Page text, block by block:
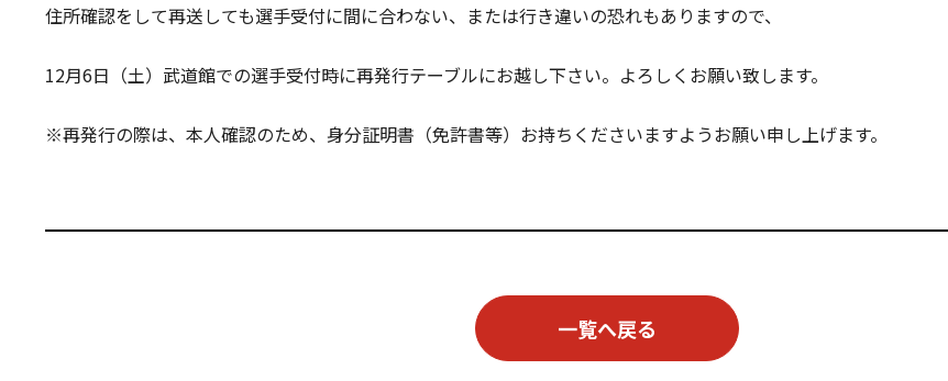
住所確認をして再送しても選手受付に間に合わない、または行き違いの恐れもありますので、
12月6日（土）武道館での選手受付時に再発行テーブルにお越し下さい。よろしくお願い致します。
※再発行の際は、本人確認のため、身分証明書（免許書等）お持ちくださいますようお願い申し上げます。
一覧へ戻る